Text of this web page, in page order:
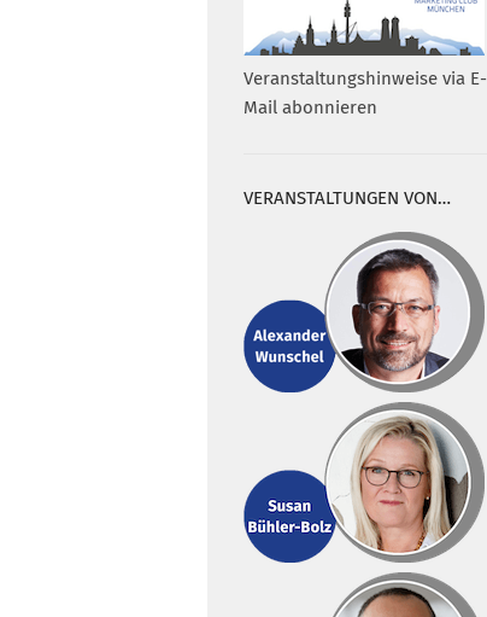
Veranstaltungshinweise via E-
Mail abonnieren
VERANSTALTUNGEN VON…